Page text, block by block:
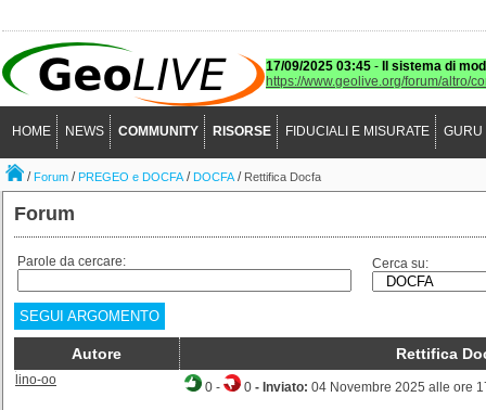
17/09/2025 03:45 -
Il sistema di
https://www.geolive.org/forum/altro/
HOME NEWS COMMUNITY RISORSE FIDUCIALI E MISURATE GURU
/Forum /PREGEO e DOCFA/DOCFA/ Rettifica Docfa
Forum
Parole da cercare: Cerca su:
SEGUI ARGOMENTO
Autore Rettifica
lino-oo 0 - 0 - Inviato: 04 Novembre 2025 alle ore